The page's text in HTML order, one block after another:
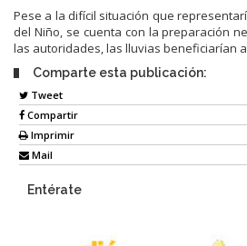
Pese a la difícil situación que
del Niño, se cuenta con la preparación
las autoridades, las lluvias beneficiarían
Comparte esta publicación:
Tweet
Compartir
Imprimir
Mail
Entérate